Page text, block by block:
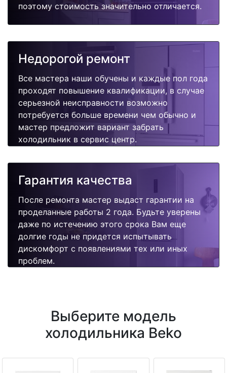
поэтому стоимость значительно отличается.
Недорогой ремонт
Все мастера наши обучены и каждые пол года
проходят повышение квалификации, в случае
серьезной неисправности возможно
потребуется больше времени чем обычно и
мастер предложит вариант забрать
холодильник в сервис центр.
Гарантия качества
После ремонта мастер выдаст гарантии на
проделанные работы 2 года. Будьте уверены
даже по истечению этого срока Вам еще
долгие годы не придется испытывать
дискомфорт с появлениями тех или иных
проблем.
Выберите модель
холодильника Beko